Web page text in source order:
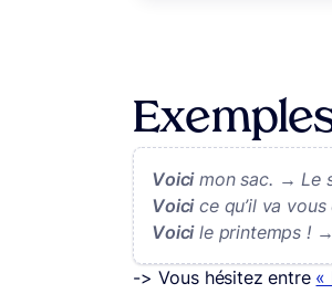
Voicimon sac. → Le
Voicice qu’il va
Voicile printemps !
-> Vous hésitez entre «